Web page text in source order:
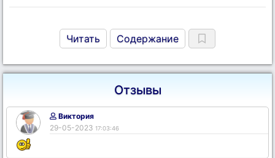
Читать Содержание
Отзывы
Виктория
29-05-2023 17:03:46